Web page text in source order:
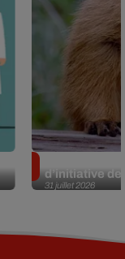
31 juillet 2026
d’initiative